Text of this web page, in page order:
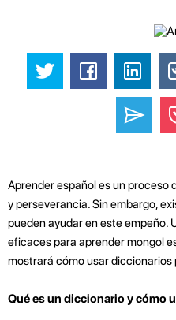
Aprender español es un proceso
y perseverancia. Sin embargo,
pueden ayudar en este empeño.
eficaces para aprender mongol
mostrará cómo usar diccionarios
Qué es un diccionario y cómo